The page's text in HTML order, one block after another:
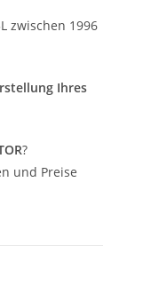
zwischen 1996
Ihres
?
und Preise